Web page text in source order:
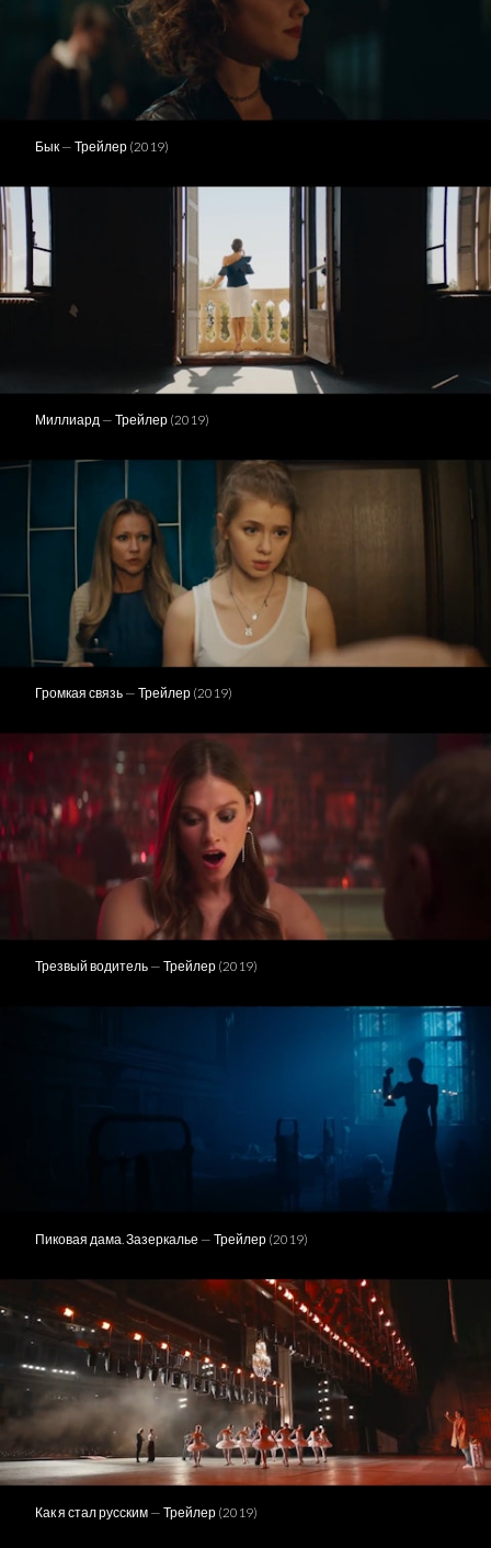
Бык — Трейлер (2019)
Миллиард — Трейлер (2019)
Громкая связь — Трейлер (2019)
Трезвый водитель — Трейлер (2019)
Пиковая дама. Зазеркалье — Трейлер (2019)
Как я стал русским — Трейлер (2019)